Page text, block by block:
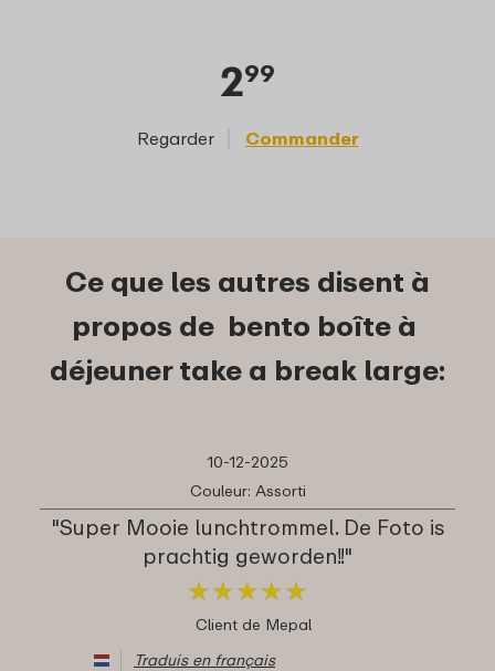
299
Regarder Commander
Ce que les autres disent à
propos de bento boîte à
déjeuner take a break large:
10-12-2025
Couleur: Assorti
"Super Mooie lunchtrommel. De Foto is
prachtig geworden!!"
★★★★★
★★★★★
Client de Mepal
Traduis en français